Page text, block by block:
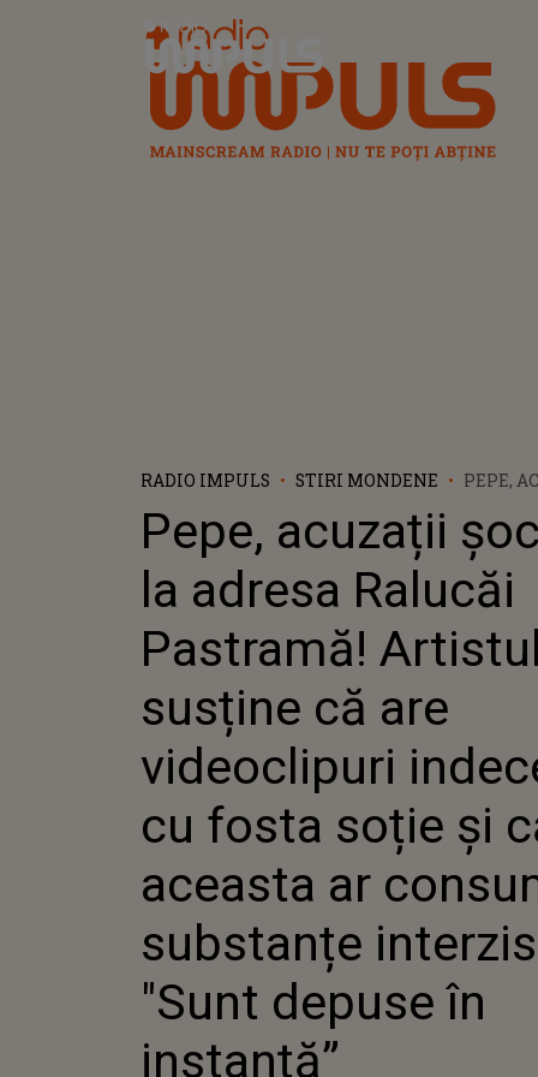
Radio Impuls
RADIO IMPULS STIRI MONDENE
PEPE,
ARE
SOȚIE
Pepe, acuzații
la adresa Ralucăi
Pastramă! Artistul
susține că are
videoclipuri
cu fosta soție și
aceasta ar
substanțe
"Sunt depuse în
instanță”